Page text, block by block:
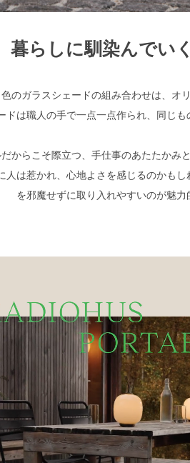
暮らしに馴染んでい
のガラスシェードの組み合わせは、オ
ドは職人の手で一点一点作られ、同じも
からこそ際立つ、手仕事のあたたかみ
人は惹かれ、心地よさを感じるのかも
を邪魔せずに取り入れやすいのが魅力